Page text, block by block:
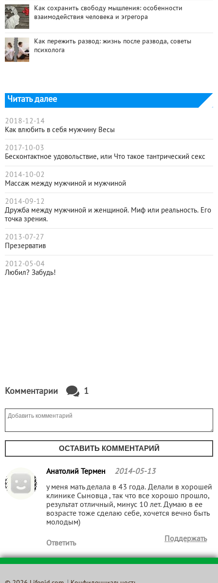
Как сохранить свободу мышления: особенности
взаимодействия человека и эгрегора
Как пережить развод: жизнь после развода, советы
психолога
Читать далее
2018-12-14
Как влюбить в себя мужчину Весы
2017-10-03
Бесконтактное удовольствие, или Что такое тантрический секс
2014-10-02
Массаж между мужчиной и мужчиной
2014-09-12
Дружба между мужчиной и женщиной. Миф или реальность. Его
точка зрения.
2013-07-27
Презерватив
2012-05-04
Любил? Забудь!
Комментарии 1
ОСТАВИТЬ КОММЕНТАРИЙ
Анатолий Термен 2014-05-13
у меня мать делала в 43 года. Делали в хорошей
клинике Сыновца , так что все хорошо прошло,
результат отличный, минус 10 лет. Думаю в ее
возрасте тоже сделаю себе, хочется вечно быть
молодым)
Ответить
Поддержать